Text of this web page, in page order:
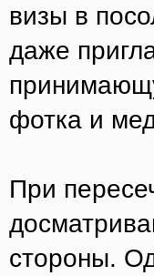
визы в
даже
фотка и
При
стороны.